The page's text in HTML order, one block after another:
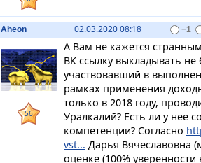
Aheon 02.03.2020 08:18 −1
56
А Вам не кажется
ВК ссылку выкладывать
участвовавший в
рамках применения
только в 2018 году,
Уралкалий? Есть ли у нее
компетенции? Согласно
vst... Дарья Вячеславовна
оценке (100% уверенности